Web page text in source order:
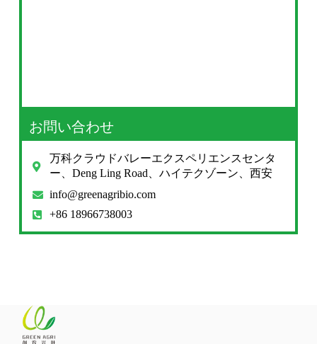
お問い合わせ
万科クラウドバレーエクスペリエンスセンタ
ー、Deng Ling Road、ハイテクゾーン、西安
info@greenagribio.com
+86 18966738003